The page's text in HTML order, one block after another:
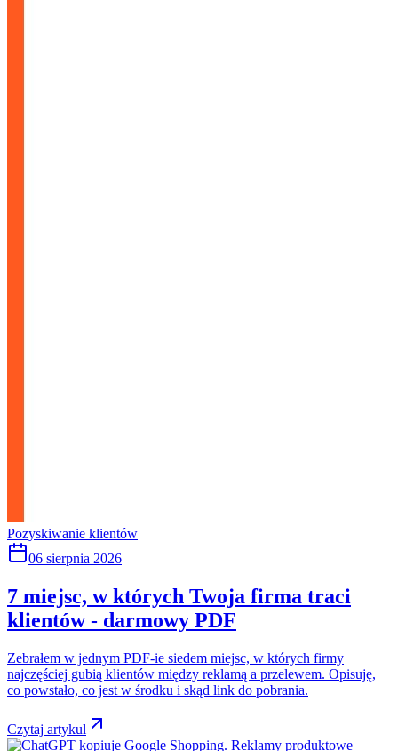
Pozyskiwanie klientów
06 sierpnia 2026
7 miejsc, w których Twoja firma traci
klientów - darmowy PDF
Zebrałem w jednym PDF-ie siedem miejsc, w których firmy
najczęściej gubią klientów między reklamą a przelewem. Opisuję,
co powstało, co jest w środku i skąd link do pobrania.
Czytaj artykul